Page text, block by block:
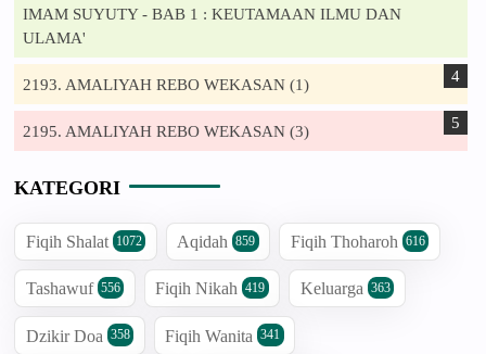
IMAM SUYUTY - BAB 1 : KEUTAMAAN ILMU DAN
ULAMA'
2193. AMALIYAH REBO WEKASAN (1)
2195. AMALIYAH REBO WEKASAN (3)
KATEGORI
Fiqih Shalat 1072 Aqidah 859 Fiqih Thoharoh 616
Tashawuf 556 Fiqih Nikah 419 Keluarga 363
Dzikir Doa 358 Fiqih Wanita 341